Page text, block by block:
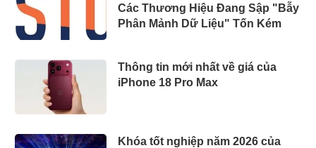
Các Thương Hiệu Đang Sập "Bẫy
Phân Mảnh Dữ Liệu" Tốn Kém
Thông tin mới nhất về giá của
iPhone 18 Pro Max
Khóa tốt nghiệp năm 2026 của